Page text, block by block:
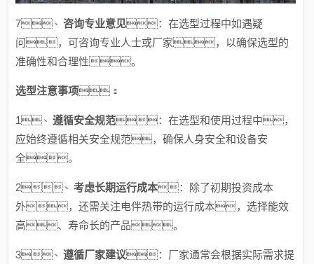
7、咨询专业意见：在选型过程中如遇疑
问，可咨询专业人士或厂家，以确保选型的
准确性和合理性。
选型注意事项：
1、遵循安全规范：在选型和使用过程中，
应始终遵循相关安全规范，确保人身安全和设备安
全。
2、考虑长期运行成本：除了初期投资成本
外，还需关注电伴热带的运行成本，选择能效
高、寿命长的产品。
3、遵循厂家建议：厂家通常会根据实际需求提